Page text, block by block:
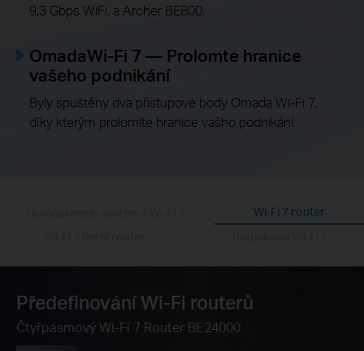
9,3 Gbps WiFi, a Archer BE800.
OmadaWi-Fi 7 — Prolomte hranice
vašeho podnikání
Byly spuštěny dva přístupové body Omada Wi-Fi 7,
díky kterým prolomíte hranice vašho podnikání.
Wi-Fi 7 router
ProlomteHranice vašeho podnikání
Třípásmový přístupový bod Wi-Fi BE22000
Multigigová mesh Wi-Fi
BE33000 Domácí Wi-Fi 7 mesh systém
Předefinování Wi-Fi routerů
Čtyřpásmový Wi-Fi 7 Router BE24000
Skutečné 10G, Skutečné zrychlení,
Skutečné hraní
ProlomteHranice vašeho podnikání
Třípásmový přístupový bod Wi-Fi BE22000
Multigigová mesh Wi-Fi
BE33000 Domácí Wi-Fi 7 mesh systém